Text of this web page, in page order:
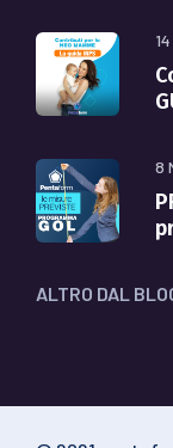
8
ALTRO DAL